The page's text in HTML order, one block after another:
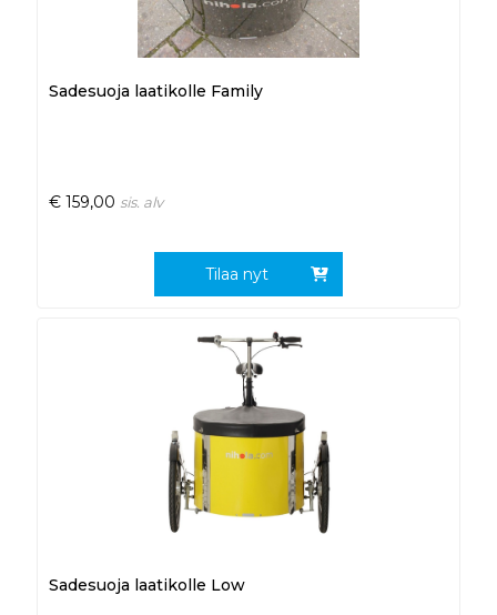
Sadesuoja laatikolle Family
€ 159,00 sis. alv
Tilaa nyt
Sadesuoja laatikolle Low